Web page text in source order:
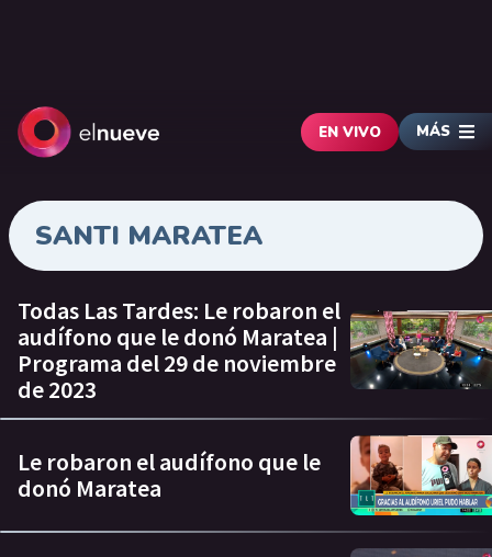
EN VIVO MÁS
SANTI MARATEA
Todas Las Tardes: Le robaron el
audífono que le donó Maratea |
Programa del 29 de noviembre
de 2023
Le robaron el audífono que le
donó Maratea